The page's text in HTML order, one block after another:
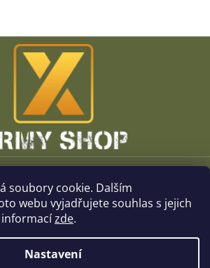
soubory cookie. Dalším
webu vyjadřujete souhlas s jejich
informacízde.
Nastavení